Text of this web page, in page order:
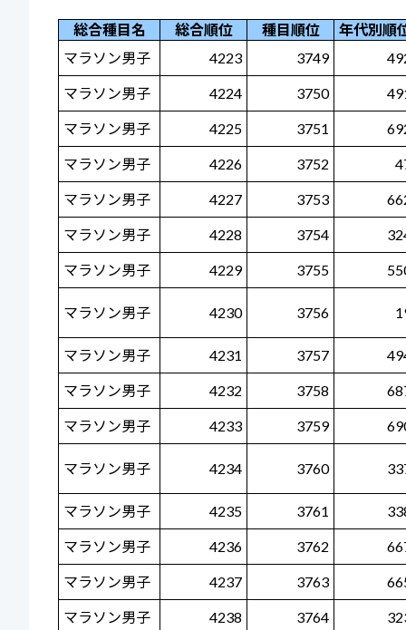
総合種目名 総合順位 種目順位
年代別順
マラソン男子
4223 3749
マラソン男子 4224 3750
マラソン男子 4225 3751
マラソン男子 4226 3752
マラソン男子 4227 3753
マラソン男子 4228 3754
マラソン男子 4229 3755
マラソン男子 4230 3756
マラソン男子 4231 3757
マラソン男子 4232 3758
マラソン男子 4233 3759
マラソン男子 4234 3760
マラソン男子 4235 3761
マラソン男子 4236 3762
マラソン男子 4237 3763
マラソン男子 4238 3764